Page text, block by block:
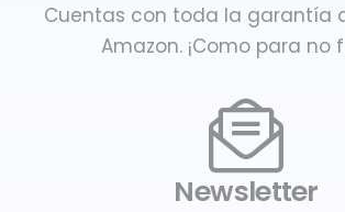
Cuentas con toda la garantía
Amazon. ¡Como para no
Newsletter